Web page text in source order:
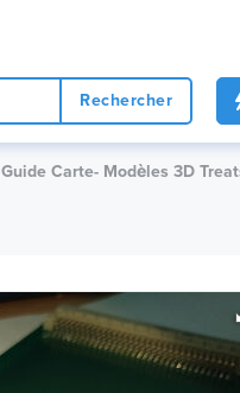
Rechercher
Guide Carte- Modèles 3D